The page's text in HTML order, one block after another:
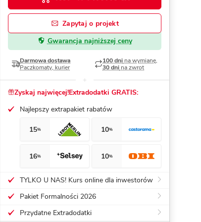
Dom pasywny - co to znaczy
Zapytaj o projekt
Gwarancja najniższej ceny
Darmowa dostawa
Paczkomaty, kurier
100 dni na wymianę,
30 dni na zwrot
Zyskaj najwięcej!Extradodatki GRATIS:
Najlepszy extrapakiet rabatów
15% 10%
16% 10%
TYLKO U NAS! Kurs online dla inwestorów
Pakiet Formalności 2026
Przydatne Extradodatki